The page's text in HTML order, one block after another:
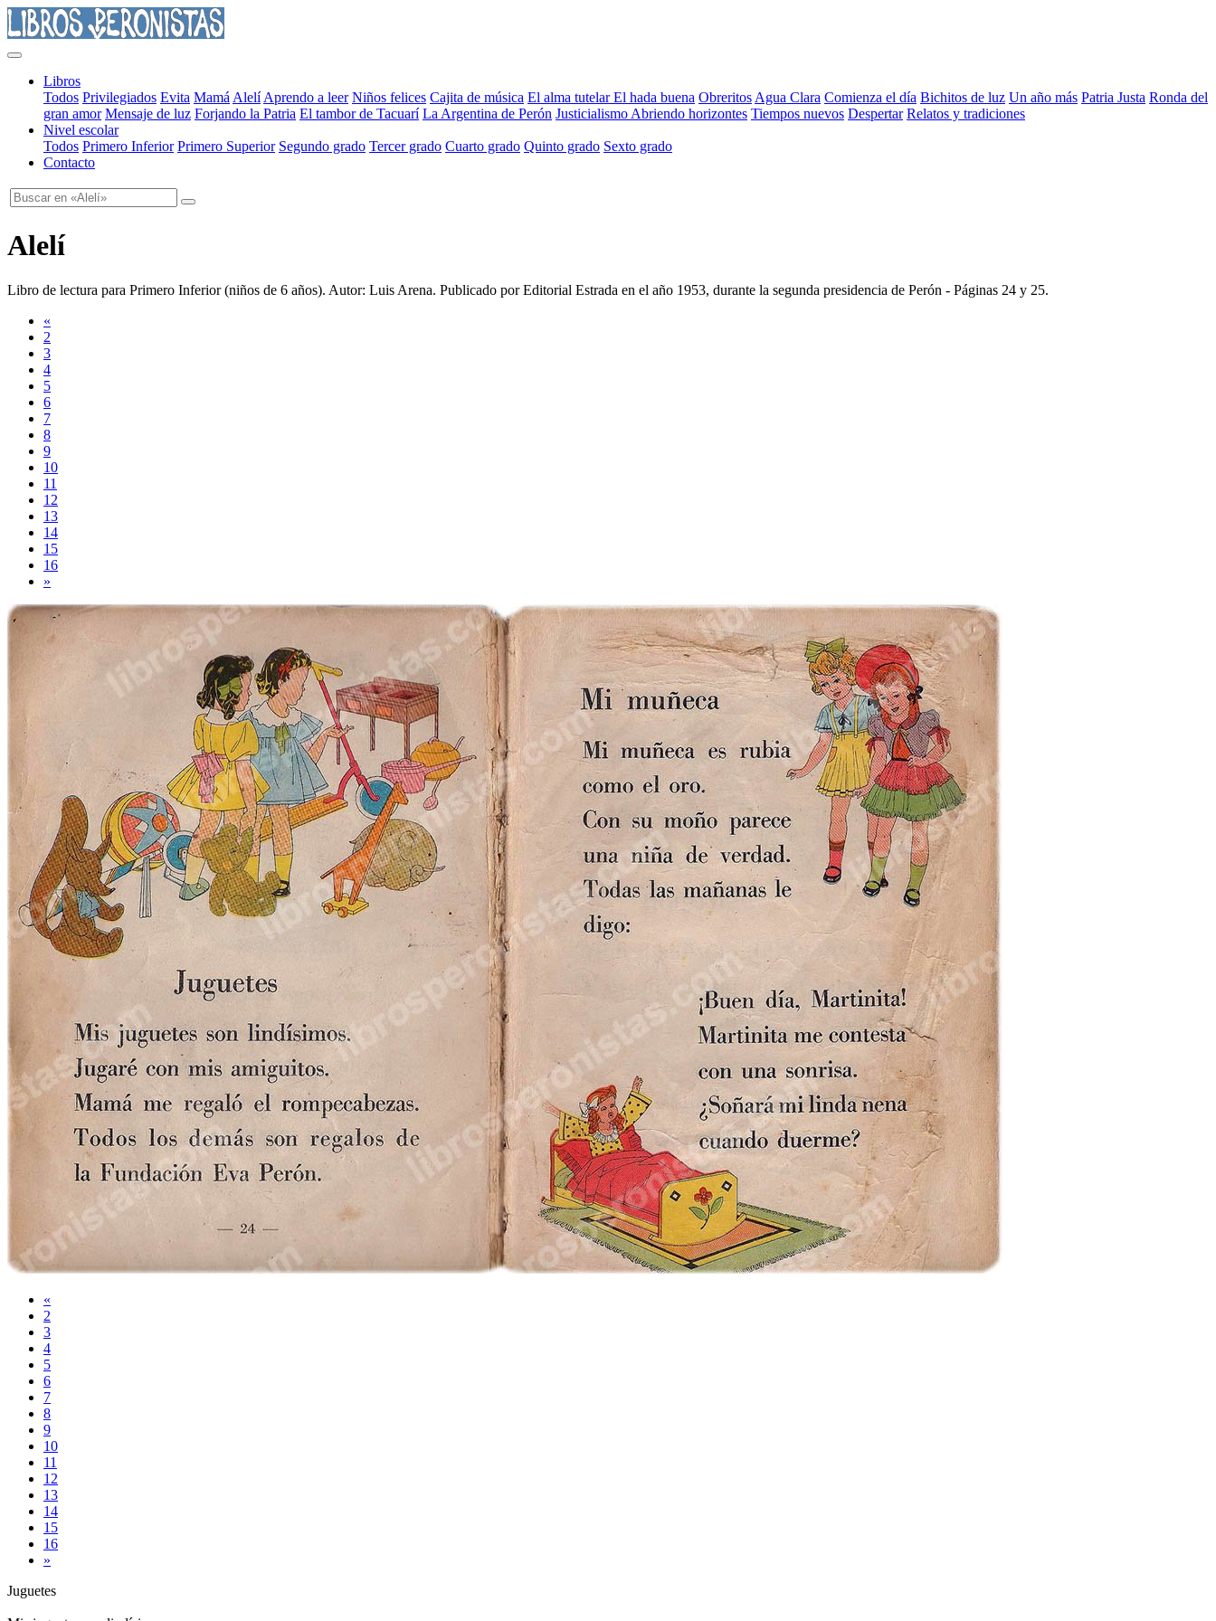
Libros
Todos Privilegiados Evita Mamá Alelí Aprendo a leer Niños felices Cajita de música El alma tutelarEl hada buena Obreritos Agua Clara Comienza el día Bichitos de luz Un año más Patria Justa Ronda del
gran amor Mensaje de luz Forjando la Patria El tambor de Tacuarí La Argentina de Perón Justicialismo Abriendo horizontes Tiempos nuevos Despertar Relatos y tradiciones
Nivel escolar
Todos Primero Inferior Primero Superior Segundo grado Tercer grado Cuarto grado Quinto grado Sexto grado
Contacto
Alelí
Libro de lectura para Primero Inferior(niños de 6 años). Autor: Luis Arena. Publicado porEditorial Estrada en el año 1953, durante la segunda presidencia de Perón - Páginas 24 y 25.
«
2
3
4
5
6
7
8
9
10
11
12
13
14
15
16
»
«
2
3
4
5
6
7
8
9
10
11
12
13
14
15
16
»
Juguetes